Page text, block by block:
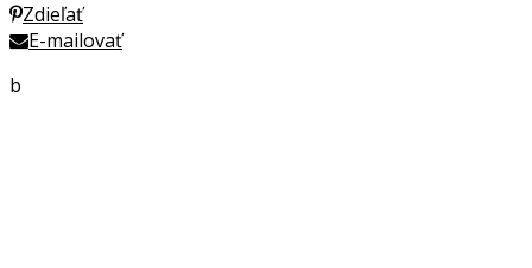
Zdieľať
E-mailovať
b